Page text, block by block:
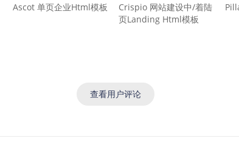
Ascot 单页企业Html模板
Crispio 网站建设中/着陆
页Landing Html模板
查看用户评论